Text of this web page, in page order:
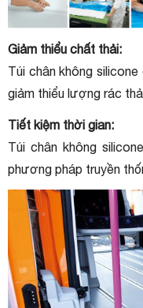
Giảm thiểu chất thải:
Túi chân không
giảm thiểu lượng rác
Tiết kiệm thời gian:
Túi chân không
phương pháp truyền